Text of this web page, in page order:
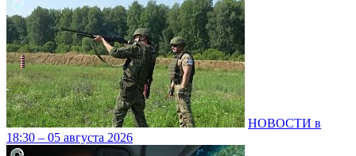
НОВОСТИ в
18:30 – 05 августа 2026